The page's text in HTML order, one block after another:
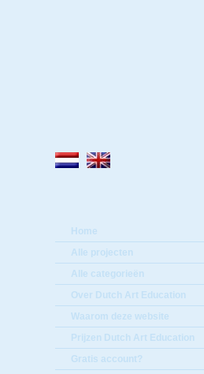
Home
Alle projecten
Alle categorieën
Over Dutch Art Education
Waarom deze website
Prijzen Dutch Art Education
Gratis account?